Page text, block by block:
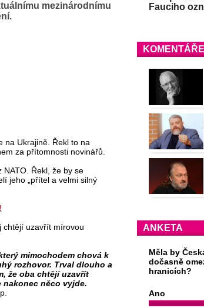
mezinárodnímu
na Ukrajině. Řekl to na
za přítomnosti novinářů.
NATO. Řekl, že by se
jeho „přítel a velmi silný
chtějí uzavřít mírovou
mimochodem chová k
rozhovor. Trval dlouho a
že oba chtějí uzavřít
nakonec něco vyjde.
Fauciho
KOMENTÁŘE
ANKETA
Měla by
dočasně
hranicích?
Ano